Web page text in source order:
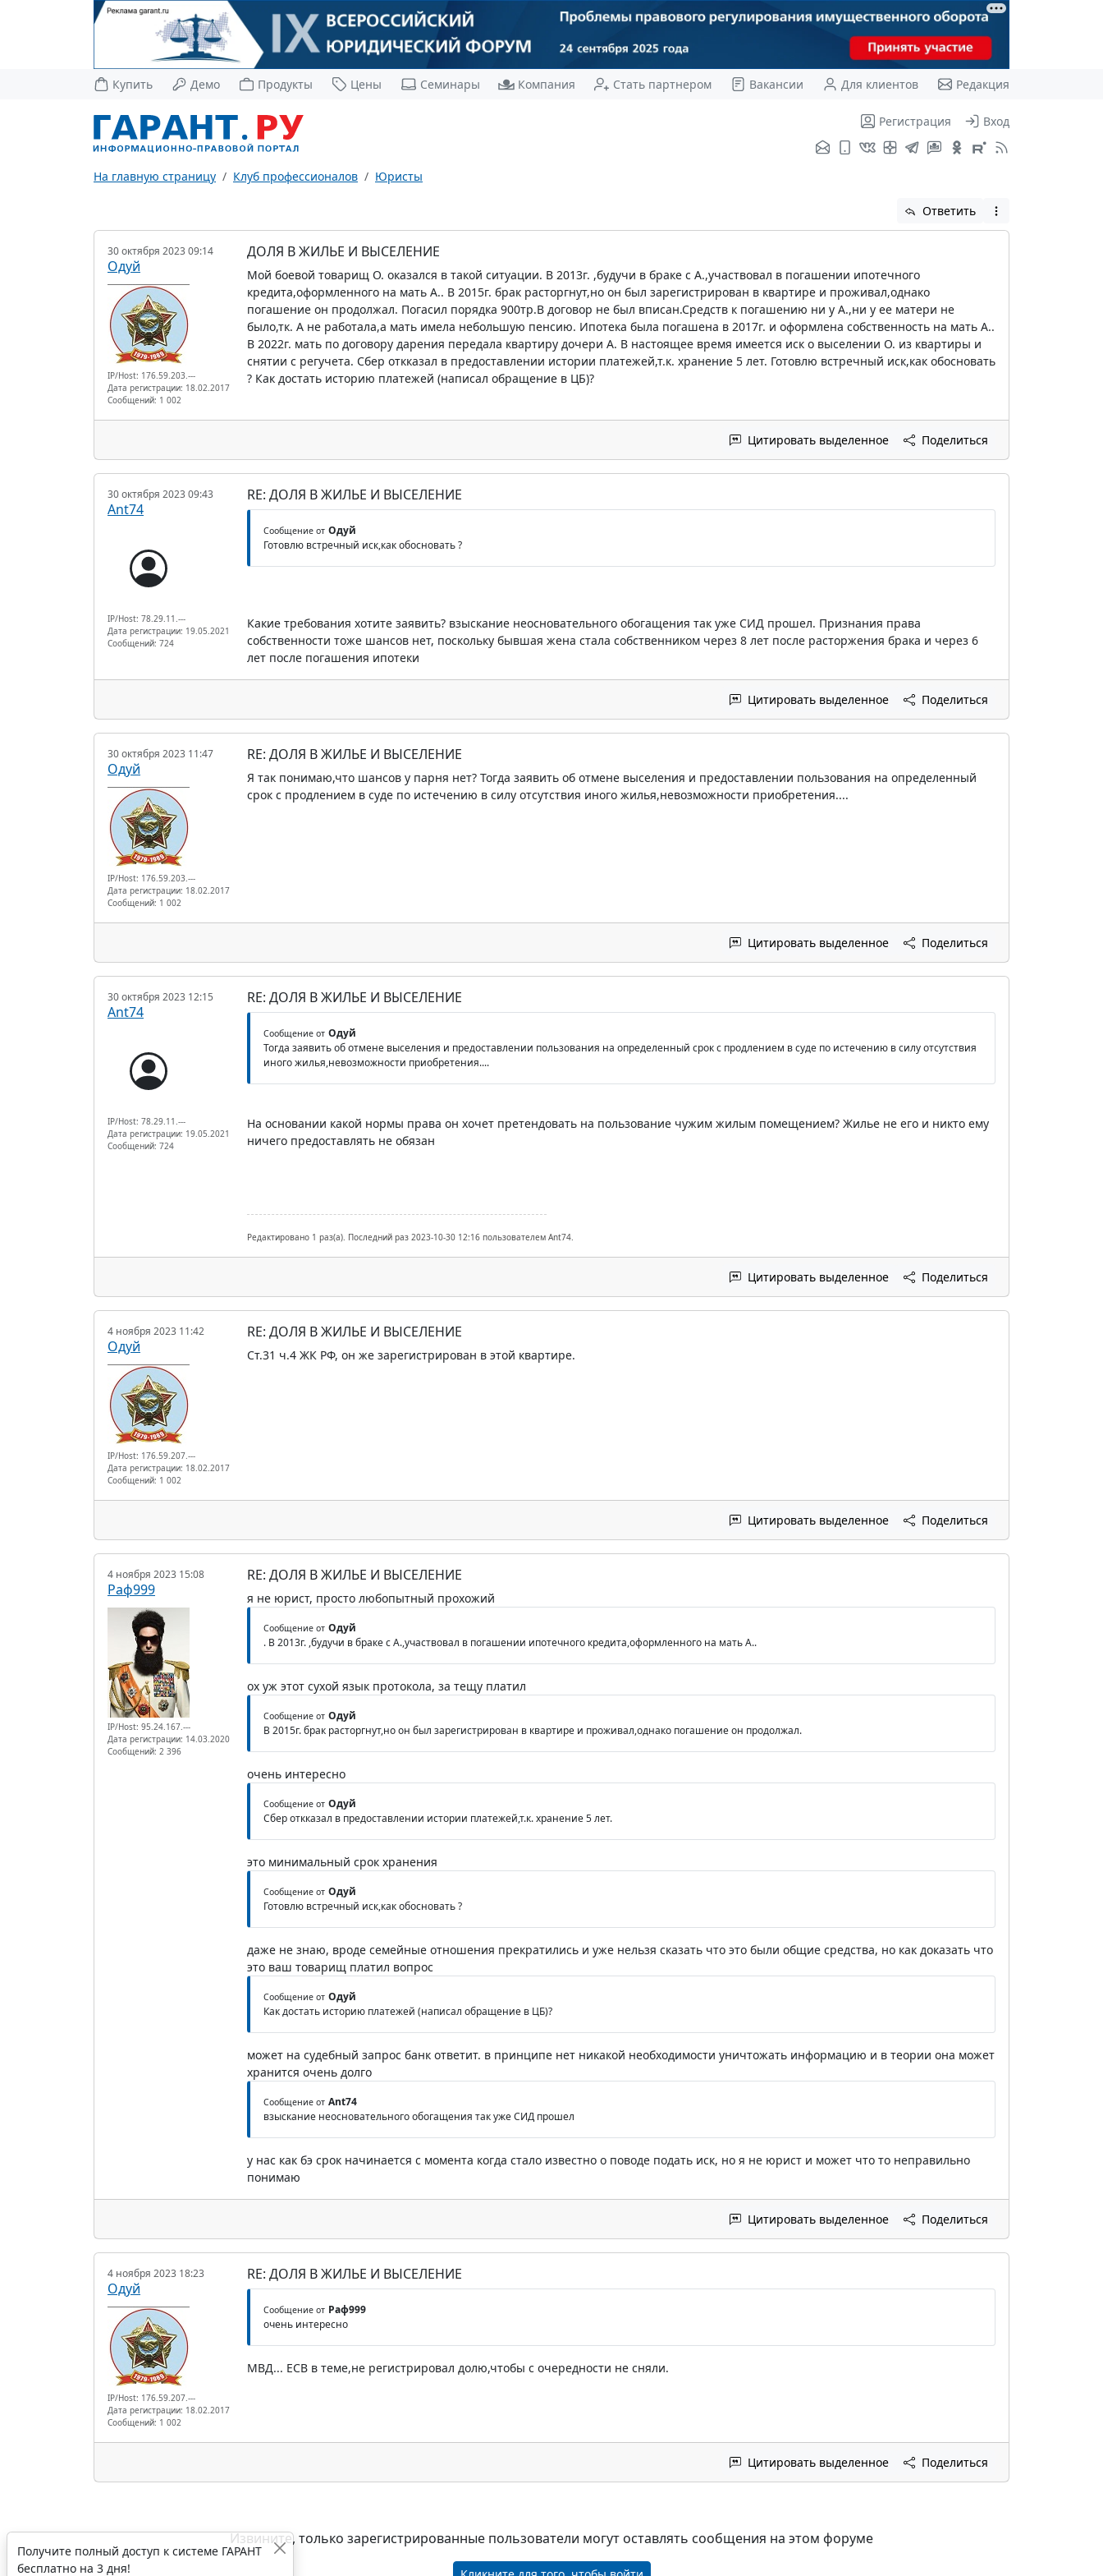
Купить Демо Продукты Цены Семинары Компания Стать партнером Вакансии Для клиентов Редакция
Регистрация Вход
На главную страницу Клуб профессионалов Юристы
Ответить
30 октября 2023 09:14
Одуй
IP/Host: 176.59.203.---
Дата регистрации: 18.02.2017
Сообщений: 1 002
ДОЛЯ В ЖИЛЬЕ И ВЫСЕЛЕНИЕ
Мой боевой товарищ О. оказался в такой ситуации. В 2013г. ,будучи в браке с А.,участвовал в погашении ипотечного
кредита,оформленного на мать А.. В 2015г. брак расторгнут,но он был зарегистрирован в квартире и проживал,однако
погашение он продолжал. Погасил порядка 900тр.В договор не был вписан.Средств к погашению ни у А.,ни у ее матери не
было,тк. А не работала,а мать имела небольшую пенсию. Ипотека была погашена в 2017г. и оформлена собственность на мать А..
В 2022г. мать по договору дарения передала квартиру дочери А. В настоящее время имеется иск о выселении О. из квартиры и
снятии с регучета. Сбер откказал в предоставлении истории платежей,т.к. хранение 5 лет. Готовлю встречный иск,как обосновать
? Как достать историю платежей (написал обращение в ЦБ)?
Цитировать выделенное Поделиться
30 октября 2023 09:43
Ant74
IP/Host: 78.29.11.---
Дата регистрации: 19.05.2021
Сообщений: 724
RE: ДОЛЯ В ЖИЛЬЕ И ВЫСЕЛЕНИЕ
Сообщение от Одуй
Готовлю встречный иск,как обосновать ?
Какие требования хотите заявить? взыскание неосновательного обогащения так уже СИД прошел. Признания права
собственности тоже шансов нет, поскольку бывшая жена стала собственником через 8 лет после расторжения брака и через 6
лет после погашения ипотеки
Цитировать выделенное Поделиться
30 октября 2023 11:47
Одуй
IP/Host: 176.59.203.---
Дата регистрации: 18.02.2017
Сообщений: 1 002
RE: ДОЛЯ В ЖИЛЬЕ И ВЫСЕЛЕНИЕ
Я так понимаю,что шансов у парня нет? Тогда заявить об отмене выселения и предоставлении пользования на определенный
срок с продлением в суде по истечению в силу отсутствия иного жилья,невозможности приобретения....
Цитировать выделенное Поделиться
30 октября 2023 12:15
Ant74
IP/Host: 78.29.11.---
Дата регистрации: 19.05.2021
Сообщений: 724
RE: ДОЛЯ В ЖИЛЬЕ И ВЫСЕЛЕНИЕ
Сообщение от Одуй
Тогда заявить об отмене выселения и предоставлении пользования на определенный срок с продлением в суде по истечению в силу отсутствия
иного жилья,невозможности приобретения....
На основании какой нормы права он хочет претендовать на пользование чужим жилым помещением? Жилье не его и никто ему
ничего предоставлять не обязан
Редактировано 1 раз(а). Последний раз 2023-10-30 12:16 пользователем Ant74.
Цитировать выделенное Поделиться
4 ноября 2023 11:42
Одуй
IP/Host: 176.59.207.---
Дата регистрации: 18.02.2017
Сообщений: 1 002
RE: ДОЛЯ В ЖИЛЬЕ И ВЫСЕЛЕНИЕ
Ст.31 ч.4 ЖК РФ, он же зарегистрирован в этой квартире.
Цитировать выделенное Поделиться
4 ноября 2023 15:08
Раф999
IP/Host: 95.24.167.---
Дата регистрации: 14.03.2020
Сообщений: 2 396
RE: ДОЛЯ В ЖИЛЬЕ И ВЫСЕЛЕНИЕ
я не юрист, просто любопытный прохожий
Сообщение от Одуй
. В 2013г. ,будучи в браке с А.,участвовал в погашении ипотечного кредита,оформленного на мать А..
ох уж этот сухой язык протокола, за тещу платил
Сообщение от Одуй
В 2015г. брак расторгнут,но он был зарегистрирован в квартире и проживал,однако погашение он продолжал.
очень интересно
Сообщение от Одуй
Сбер откказал в предоставлении истории платежей,т.к. хранение 5 лет.
это минимальный срок хранения
Сообщение от Одуй
Готовлю встречный иск,как обосновать ?
даже не знаю, вроде семейные отношения прекратились и уже нельзя сказать что это были общие средства, но как доказать что
это ваш товарищ платил вопрос
Сообщение от Одуй
Как достать историю платежей (написал обращение в ЦБ)?
может на судебный запрос банк ответит. в принципе нет никакой необходимости уничтожать информацию и в теории она может
хранится очень долго
Сообщение от Ant74
взыскание неосновательного обогащения так уже СИД прошел
у нас как бэ срок начинается с момента когда стало известно о поводе подать иск, но я не юрист и может что то неправильно
понимаю
Цитировать выделенное Поделиться
4 ноября 2023 18:23
Одуй
IP/Host: 176.59.207.---
Дата регистрации: 18.02.2017
Сообщений: 1 002
RE: ДОЛЯ В ЖИЛЬЕ И ВЫСЕЛЕНИЕ
Сообщение от Раф999
очень интересно
МВД... ЕСВ в теме,не регистрировал долю,чтобы с очередности не сняли.
Цитировать выделенное Поделиться
Извините, только зарегистрированные пользователи могут оставлять сообщения на этом форуме
Получите полный доступ к системе ГАРАНТ
бесплатно на 3 дня!